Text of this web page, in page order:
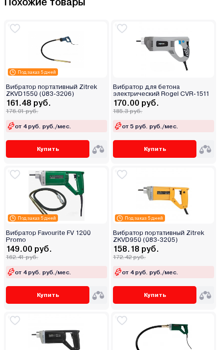
Под заказ 5 дней
Вибратор портативный Zitrek
ZKVD1550 (083-3206)
161.48 руб.
176.01 руб.
от 4 руб. руб./мес.
Купить
Вибратор для бетона
электрический Rogel CVR-1511
170.00 руб.
185.3 руб.
от 5 руб. руб./мес.
Купить
Под заказ 5 дней
Вибратор Favourite FV 1200
Promo
149.00 руб.
162.41 руб.
от 4 руб. руб./мес.
Купить
Под заказ 5 дней
Вибратор портативный Zitrek
ZKVD950 (083-3205)
158.18 руб.
172.42 руб.
от 4 руб. руб./мес.
Купить